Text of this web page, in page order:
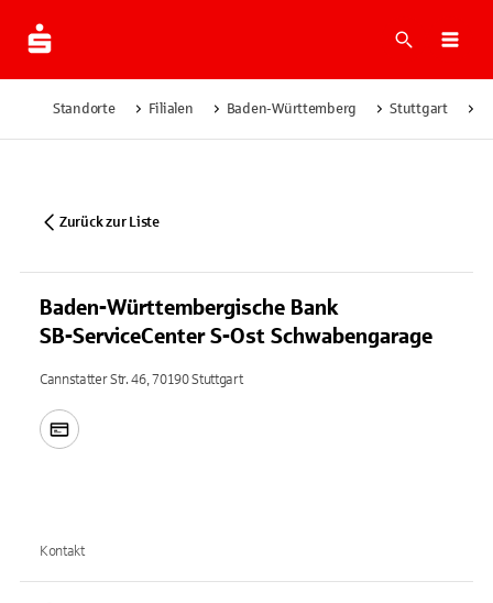
Suche
Standorte Filialen Baden-Württemberg Stuttgart
Zurück zur Liste
Baden-Württembergische Bank
SB-ServiceCenter S-Ost Schwabengarage
Cannstatter Str. 46, 70190 Stuttgart
Kontakt